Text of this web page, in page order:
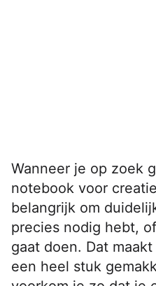
Wanneer je op zoek
notebook voor
belangrijk om
precies nodig hebt,
gaat doen. Dat
een heel stuk